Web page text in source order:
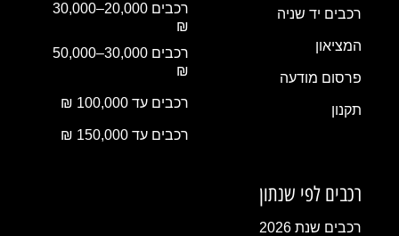
רכבים יד שניה
המציאון
פרסום מודעה
תקנון
רכבים 20,000–30,000
₪
רכבים 30,000–50,000
₪
רכבים עד 100,000 ₪
רכבים עד 150,000 ₪
רכבים לפי שנתון
רכבים שנת 2026